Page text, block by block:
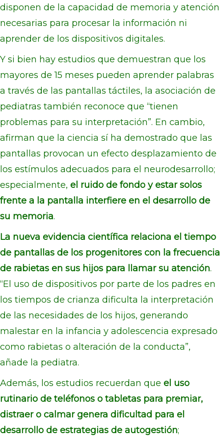
disponen de la capacidad de memoria y atención
necesarias para procesar la información ni
aprender de los dispositivos digitales.
Y si bien hay estudios que demuestran que los
mayores de 15 meses pueden aprender palabras
a través de las pantallas táctiles, la asociación de
pediatras también reconoce que “tienen
problemas para su interpretación”. En cambio,
afirman que la ciencia sí ha demostrado que las
pantallas provocan un efecto desplazamiento de
los estímulos adecuados para el neurodesarrollo;
especialmente, el ruido de fondo y estar solos
frente a la pantalla interfiere en el desarrollo de
su memoria.
La nueva evidencia científica relaciona el tiempo
de pantallas de los progenitores con la frecuencia
de rabietas en sus hijos para llamar su atención.
“El uso de dispositivos por parte de los padres en
los tiempos de crianza dificulta la interpretación
de las necesidades de los hijos, generando
malestar en la infancia y adolescencia expresado
como rabietas o alteración de la conducta”,
añade la pediatra.
Además, los estudios recuerdan que el uso
rutinario de teléfonos o tabletas para premiar,
distraer o calmar genera dificultad para el
desarrollo de estrategias de autogestión;